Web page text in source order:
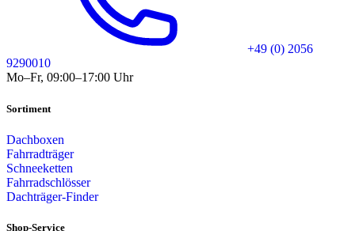
+49 (0) 2056
9290010
Mo–Fr, 09:00–17:00 Uhr
Sortiment
Dachboxen
Fahrradträger
Schneeketten
Fahrradschlösser
Dachträger-Finder
Shop-Service